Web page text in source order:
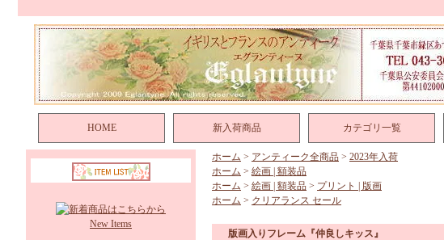
HOME 新入荷商品 カテゴリ一覧
New Items
ホーム > アンティーク全商品 > 2023年入荷
ホーム > 絵画 | 額装品
ホーム > 絵画 | 額装品 > プリント | 版画
ホーム > クリアランス セール
版画入りフレーム『仲良しキッス』